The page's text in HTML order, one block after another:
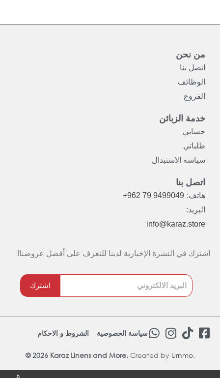
0
من نحن
اتصل بنا
الوظائف
الفروع
خدمة الزبائن
حسابي
طلباتي
سياسة الاستبدال
اتصل بنا
هاتف: +962 79 9499049
البريد:
info@karaz.store
اشترك في النشرة الإخبارية لدينا للتعرف على أفضل عروضنا!
اشترك
F
e
T
k
t
I
s
t
W
a
t
سياسة الخصوصية الشروط و الاحكام
© 2026 Karaz Linens and More. Created by Urnmo.